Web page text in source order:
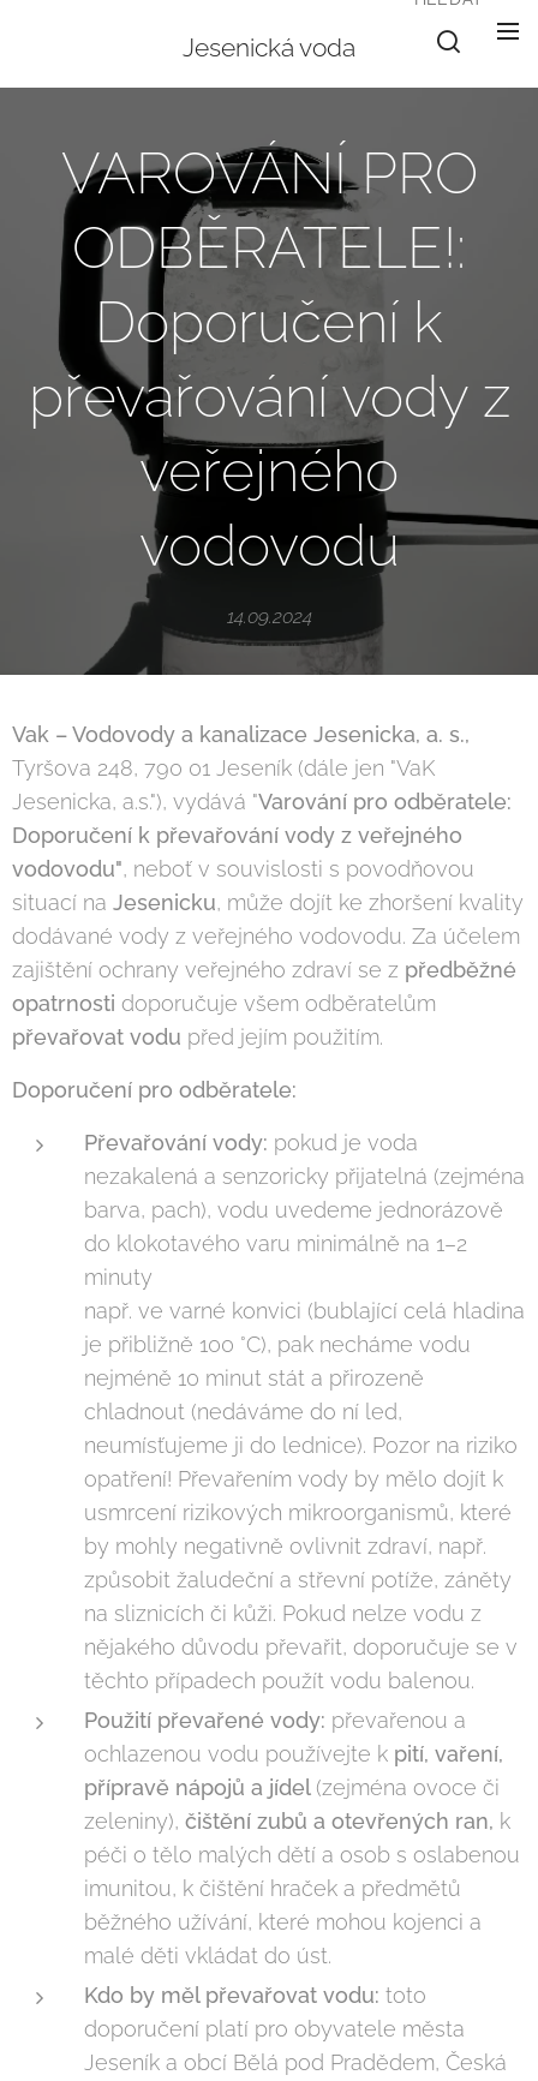
Jesenická voda
VAROVÁNÍ PRO
ODBĚRATELE!:
Doporučení k
převařování vody z
veřejného
vodovodu
14.09.2024
Vak – Vodovody a kanalizace Jesenicka, a. s.,
Tyršova 248, 790 01 Jeseník (dále jen "VaK
Jesenicka, a.s."), vydává "Varování pro odběratele:
Doporučení k převařování vody z veřejného
vodovodu", neboť v souvislosti s povodňovou
situací na Jesenicku, může dojít ke zhoršení kvality
dodávané vody z veřejného vodovodu. Za účelem
zajištění ochrany veřejného zdraví se z předběžné
opatrnosti doporučuje všem odběratelům
převařovat vodu před jejím použitím.
Doporučení pro odběratele:
Převařování vody: pokud je voda
nezakalená a senzoricky přijatelná (zejména
barva, pach), vodu uvedeme jednorázově
do klokotavého varu minimálně na 1–2
minuty
např. ve varné konvici (bublající celá hladina
je přibližně 100 °C), pak necháme vodu
nejméně 10 minut stát a přirozeně
chladnout (nedáváme do ní led,
neumísťujeme ji do lednice). Pozor na riziko
opatření! Převařením vody by mělo dojít k
usmrcení rizikových mikroorganismů, které
by mohly negativně ovlivnit zdraví, např.
způsobit žaludeční a střevní potíže, záněty
na sliznicích či kůži. Pokud nelze vodu z
nějakého důvodu převařit, doporučuje se v
těchto případech použít vodu balenou.
Použití převařené vody: převařenou a
ochlazenou vodu používejte k pití, vaření,
přípravě nápojů a jídel (zejména ovoce či
zeleniny), čištění zubů a otevřených ran, k
péči o tělo malých dětí a osob s oslabenou
imunitou, k čištění hraček a předmětů
běžného užívání, které mohou kojenci a
malé děti vkládat do úst.
Kdo by měl převařovat vodu: toto
doporučení platí pro obyvatele města
Jeseník a obcí Bělá pod Pradědem, Česká